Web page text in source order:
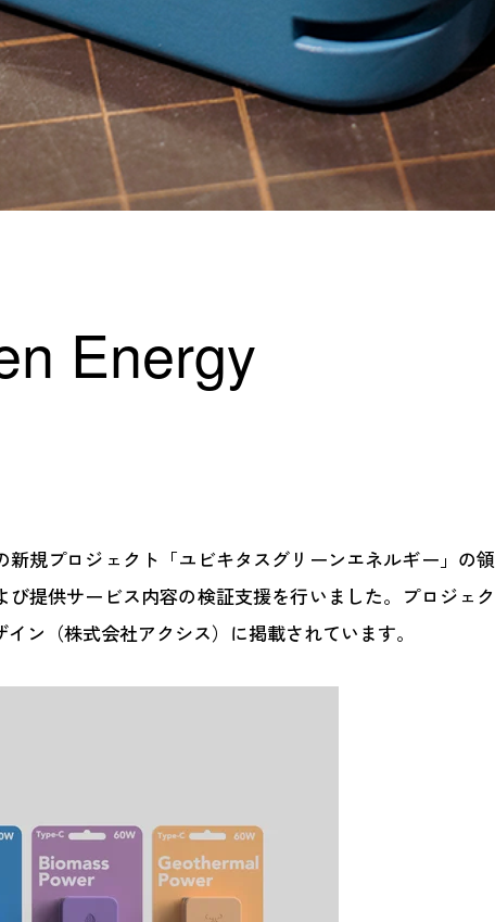
Energy
規プロジェクト「ユビキタスグリーンエネルギー」の
提供サービス内容の検証支援を行いました。プロジェ
ン（株式会社アクシス）に掲載されています。